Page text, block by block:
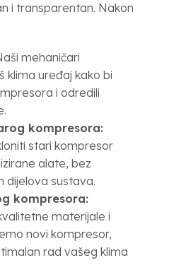
i transparentan. Nakon
mehaničari
klima uređaj kako bi
i odredili
kompresora:
stari kompresor
alate, bez
dijelova sustava.
kompresora:
materijale i
novi kompresor,
rad vašeg klima